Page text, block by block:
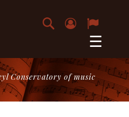
☰
Conservatory of music